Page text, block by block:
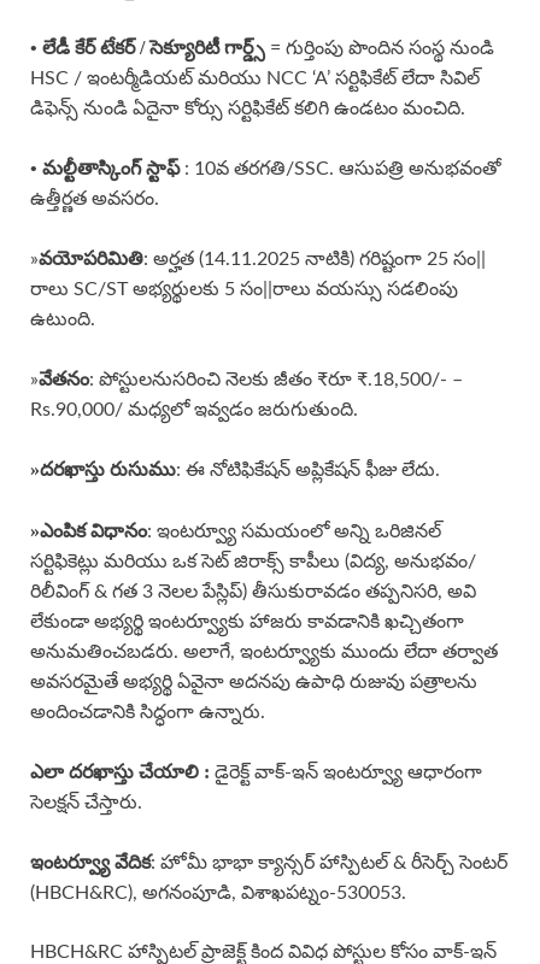
• లేడీ కేర్ టేకర్ / సెక్యూరిటీ గార్డ్స్ = గుర్తింపు పొందిన సంస్థ నుండి
HSC / ఇంటర్మీడియట్ మరియు NCC ‘A’ సర్టిఫికేట్ లేదా సివిల్
డిఫెన్స్ నుండి ఏదైనా కోర్సు సర్టిఫికేట్ కలిగి ఉండటం మంచిది.
• మల్టీతాస్కింగ్ స్టాఫ్: 10వ తరగతి/SSC. ఆసుపత్రి అనుభవంతో
ఉత్తీర్ణత అవసరం.
»వయోపరిమితి: అర్హత (14.11.2025 నాటికి) గరిష్టంగా 25 సం||
రాలు SC/ST అభ్యర్థులకు 5 సం||రాలు వయస్సు సడలింపు
ఉటుంది.
»వేతనం: పోస్టులనుసరించి నెలకు జీతం ₹రూ ₹.18,500/- –
Rs.90,000/ మధ్యలో ఇవ్వడం జరుగుతుంది.
»దరఖాస్తు రుసుము: ఈ నోటిఫికేషన్ అప్లికేషన్ ఫీజు లేదు.
»ఎంపిక విధానం: ఇంటర్వ్యూ సమయంలో అన్ని ఒరిజినల్
సర్టిఫికెట్లు మరియు ఒక సెట్ జిరాక్స్ కాపీలు (విద్య, అనుభవం/
రిలీవింగ్ & గత 3 నెలల పేస్లిప్) తీసుకురావడం తప్పనిసరి, అవి
లేకుండా అభ్యర్థి ఇంటర్వ్యూకు హాజరు కావడానికి ఖచ్చితంగా
అనుమతించబడరు. అలాగే, ఇంటర్వ్యూకు ముందు లేదా తర్వాత
అవసరమైతే అభ్యర్థి ఏవైనా అదనపు ఉపాధి రుజువు పత్రాలను
అందించడానికి సిద్ధంగా ఉన్నారు.
ఎలా దరఖాస్తు చేయాలి : డైరెక్ట్ వాక్-ఇన్ ఇంటర్వ్యూ ఆధారంగా
సెలక్షన్ చేస్తారు.
ఇంటర్వ్యూ వేదిక: హోమీ భాభా క్యాన్సర్ హాస్పిటల్ & రీసెర్చ్ సెంటర్
(HBCH&RC), అగనంపూడి, విశాఖపట్నం-530053.
HBCH&RC హాస్పిటల్ ప్రాజెక్ట్ కింద వివిధ పోస్టుల కోసం వాక్-ఇన్